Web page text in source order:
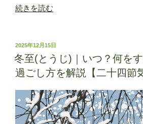
“2026
干
支
は
年
(う
ま
続きを読む
投
稿
日:
2025年12月15日
冬至(とうじ)｜いつ？何を
過ごし方を解説【二十四節